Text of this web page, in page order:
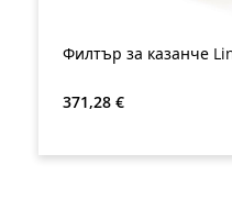
Филтър за казанче
Редовна цена:
371,28 €